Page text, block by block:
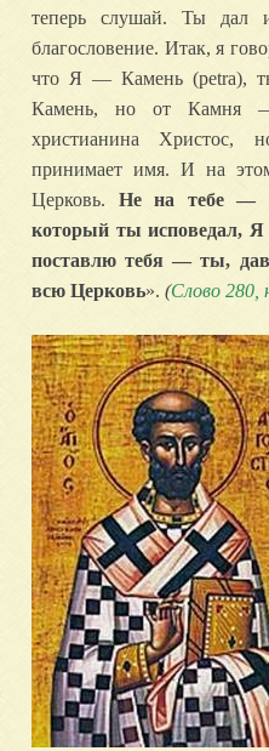
теперь слушай. Ты дал
благословение. Итак, я
что Я — Камень (petra),
Камень, но от Камня
христианина Христос,
принимает имя. И на
Церковь. Не на тебе —
который ты исповедал,
поставлю тебя — ты, дав
всю Церковь». (Слово 280,